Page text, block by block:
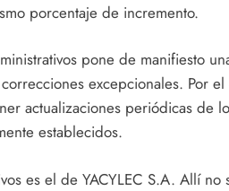
porcentaje de incremento.
pone de manifiesto
excepcionales. Por
actualizaciones periódicas de
establecidos.
es el de YACYLEC S.A. Allí